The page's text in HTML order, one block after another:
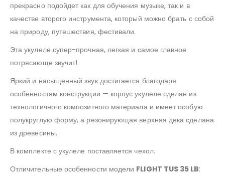
прекрасно подойдет как для обучения музыке, так и в
качестве второго инструмента, который можно брать с собой
на природу, путешествия, фестивали.
Эта укулеле супер-прочная, легкая и самое главное
потрясающе звучит!
Яркий и насыщенный звук достигается благодаря
особенностям конструкции — корпус укулеле сделан из
технологичного композитного материала и имеет особую
полукруглую форму, а резонирующая верхняя дека сделана
из древесины.
В комплекте с укулеле поставляется чехол.
Отличительные особенности модели FLIGHT TUS 35 LB: